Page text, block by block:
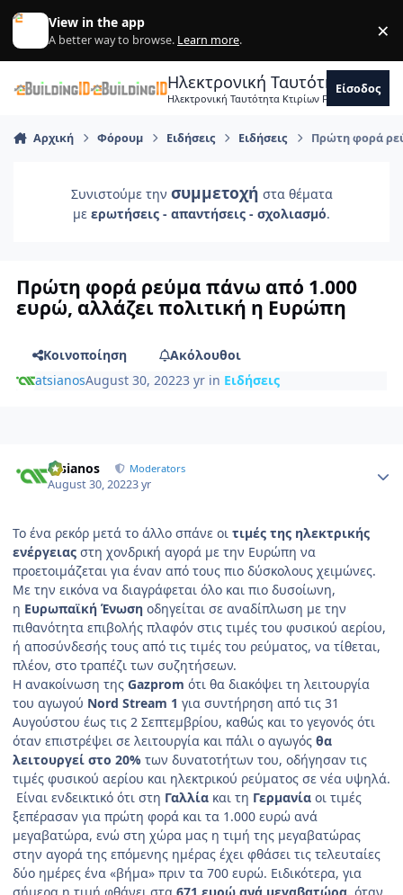
Skip to content
View in the app
A better way to browse. Learn more. ×
Ηλεκτρονική Ταυτότητα
Ηλεκτρονική Ταυτότητα Κτιρίων Forum
Είσοδος
Αρχική Φόρουμ Ειδήσεις Ειδήσεις Πρώτη φορά
Συνιστούμε την συμμετοχή στα θέματα
με ερωτήσεις - απαντήσεις - σχολιασμό.
Πρώτη φορά ρεύμα πάνω από 1.000
ευρώ, αλλάζει πολιτική η Ευρώπη
Κοινοποίηση
Ακόλουθοι
atsianosAugust 30, 20223 yr in Ειδήσεις
atsianos Moderators
August 30, 20223 yr
Το ένα ρεκόρ μετά το άλλο σπάνε οι τιμές της ηλεκτρικής
ενέργειας στη χονδρική αγορά με την Ευρώπη να
προετοιμάζεται για έναν από τους πιο δύσκολους χειμώνες.
Με την εικόνα να διαγράφεται όλο και πιο δυσοίωνη,
η Ευρωπαϊκή Ένωση οδηγείται σε αναδίπλωση με την
πιθανότητα επιβολής πλαφόν στις τιμές του φυσικού αερίου,
ή αποσύνδεσής τους από τις τιμές του ρεύματος, να τίθεται,
πλέον, στο τραπέζι των συζητήσεων.
Η ανακοίνωση της Gazprom ότι θα διακόψει τη λειτουργία
του αγωγού Nord Stream 1 για συντήρηση από τις 31
Αυγούστου έως τις 2 Σεπτεμβρίου, καθώς και το γεγονός ότι
όταν επιστρέψει σε λειτουργία και πάλι ο αγωγός θα
λειτουργεί στο 20% των δυνατοτήτων του, οδήγησαν τις
τιμές φυσικού αερίου και ηλεκτρικού ρεύματος σε νέα υψηλά.
Είναι ενδεικτικό ότι στη Γαλλία και τη Γερμανία οι τιμές
ξεπέρασαν για πρώτη φορά και τα 1.000 ευρώ ανά
μεγαβατώρα, ενώ στη χώρα μας η τιμή της μεγαβατώρας
στην αγορά της επόμενης ημέρας έχει φθάσει τις τελευταίες
δύο ημέρες ένα «βήμα» πριν τα 700 ευρώ. Ειδικότερα, για